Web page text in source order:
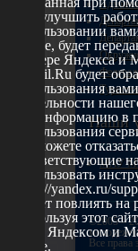
Наши
МАУ МП
©2005 –
Все
нам улучшить
использовании
cookie, будет
сервере Яндекса
и Mail.Ru будет
использования
деятельности
эту информацию в
использования
Вы можете
соответствующие
использовать
https://yandex.ru/
может повлиять
Используя этот
о вас Яндексом и
выше.